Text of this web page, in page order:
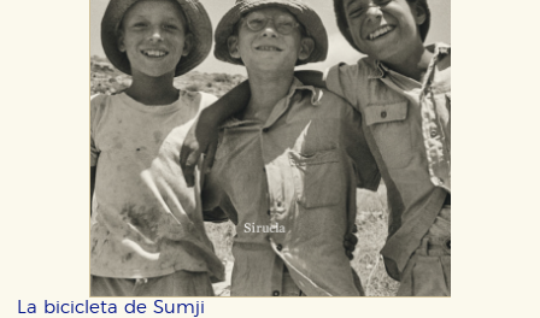
La bicicleta de Sumji